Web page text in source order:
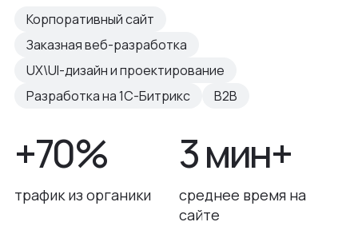
Корпоративный сайт
Заказная веб-разработка
UX\UI-дизайн и проектирование
Разработка на 1С-Битрикс
B2B
+70%
трафик из органики
3 мин+
среднее время на
сайте